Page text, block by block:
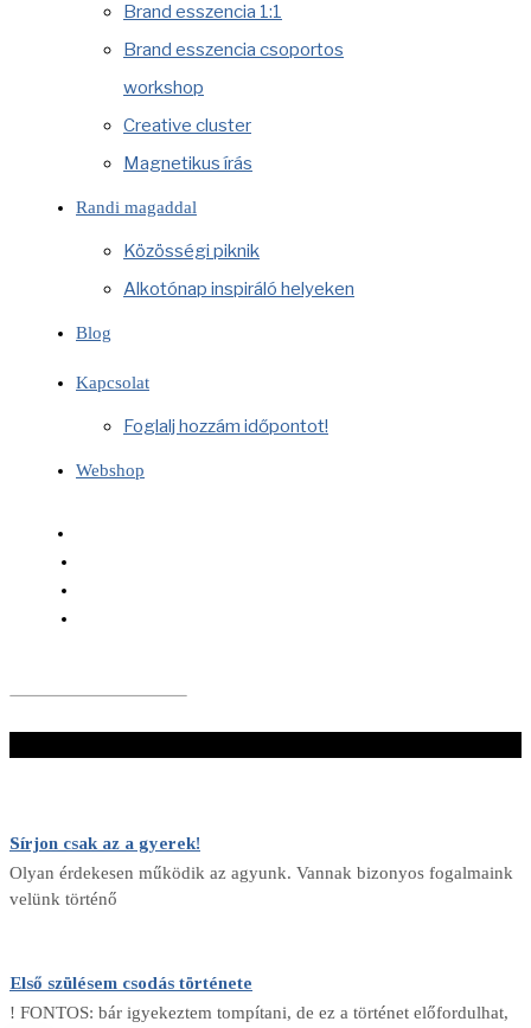
Brand esszencia 1:1
Brand esszencia csoportos
workshop
Creative cluster
Magnetikus írás
Randi magaddal
Közösségi piknik
Alkotónap inspiráló helyeken
Blog
Kapcsolat
Foglalj hozzám időpontot!
Webshop
Sírjon csak az a gyerek!
Olyan érdekesen működik az agyunk. Vannak bizonyos fogalmaink
velünk történő
Első szülésem csodás története
! FONTOS: bár igyekeztem tompítani, de ez a történet előfordulhat,